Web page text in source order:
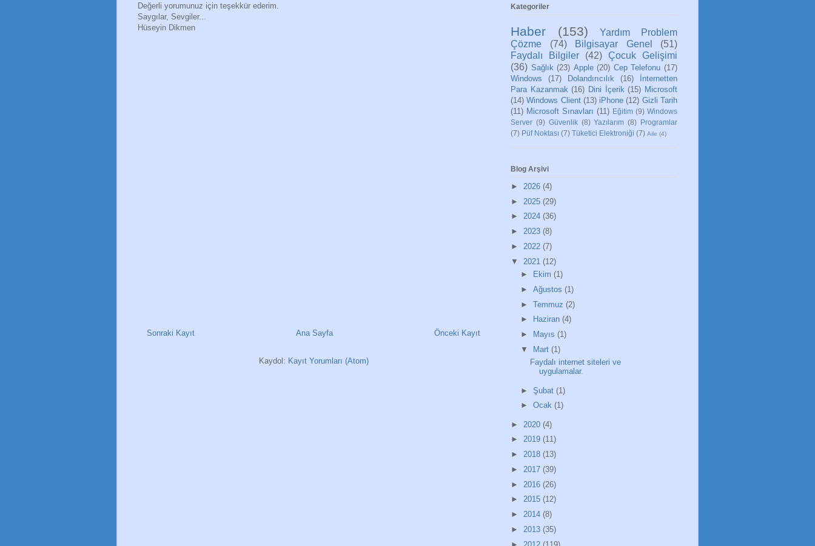
Değerli yorumunuz için teşekkür ederim.
Saygılar, Sevgiler...
Hüseyin Dikmen
Sonraki Kayıt Önceki Kayıt
Ana Sayfa
Kaydol: Kayıt Yorumları (Atom)
Kategoriler
Haber (153)
Yardım Problem
Çözme
(74) Bilgisayar Genel
(51)
Faydalı Bilgiler
(42) Çocuk Gelişimi
(36) Sağlık (23) Apple (20) Cep Telefonu (17)
Windows
(17) Dolandırıcılık (16)
İnternetten
Para Kazanmak (16) Dini İçerik (15) Microsoft
(14) Windows Client (13) iPhone (12) Gizli Tarih
(11) Microsoft Sınavları (11) Eğitim (9) Windows
Server (9) Güvenlik (8) Yazılarım (8)
Programlar
(7) Püf Noktası (7) Tüketici Elektroniği (7) Aile (4)
Blog Arşivi
► 2026 (4)
► 2025 (29)
► 2024 (36)
► 2023 (8)
► 2022 (7)
▼ 2021 (12)
►
Ekim (1)
► Ağustos (1)
► Temmuz (2)
►
Haziran (4)
►
Mayıs (1)
▼
Mart (1)
Faydalı internet siteleri ve
uygulamalar.
► Şubat (1)
► Ocak (1)
► 2020 (4)
► 2019 (11)
► 2018 (13)
► 2017 (39)
► 2016 (26)
► 2015 (12)
► 2014 (8)
► 2013 (35)